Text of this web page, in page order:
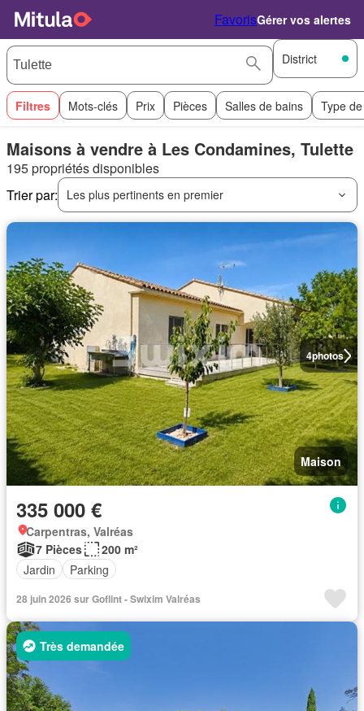
FavorisGérer vos alertes
District
Filtres Mots-clés Prix Pièces Salles de bains Type
Maisons à vendre à Les Condamines, Tulette
195 propriétés disponibles
Trier par:
Les plus pertinents en premier
4photos
Maison
335 000 €
Carpentras, Valréas
7 Pièces
200 m²
Jardin
Parking
28 juin 2026 sur Goflint - Swixim Valréas
Très demandée